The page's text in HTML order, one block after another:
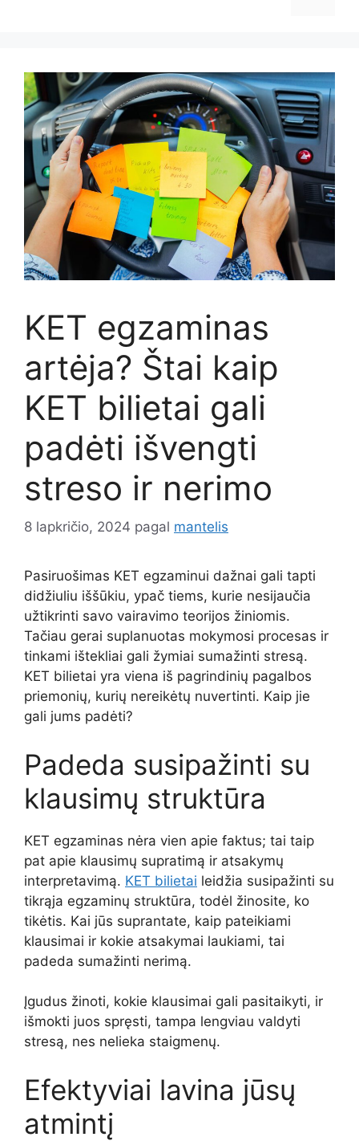
KET egzaminas
artėja? Štai kaip
KET bilietai gali
padėti išvengti
streso ir nerimo
8 lapkričio, 2024 pagal mantelis
Pasiruošimas KET egzaminui dažnai gali tapti
didžiuliu iššūkiu, ypač tiems, kurie nesijaučia
užtikrinti savo vairavimo teorijos žiniomis.
Tačiau gerai suplanuotas mokymosi procesas ir
tinkami ištekliai gali žymiai sumažinti stresą.
KET bilietai yra viena iš pagrindinių pagalbos
priemonių, kurių nereikėtų nuvertinti. Kaip jie
gali jums padėti?
Padeda susipažinti su
klausimų struktūra
KET egzaminas nėra vien apie faktus; tai taip
pat apie klausimų supratimą ir atsakymų
interpretavimą. KET bilietai leidžia susipažinti su
tikrąja egzaminų struktūra, todėl žinosite, ko
tikėtis. Kai jūs suprantate, kaip pateikiami
klausimai ir kokie atsakymai laukiami, tai
padeda sumažinti nerimą.
Įgudus žinoti, kokie klausimai gali pasitaikyti, ir
išmokti juos spręsti, tampa lengviau valdyti
stresą, nes nelieka staigmenų.
Efektyviai lavina jūsų
atmintį